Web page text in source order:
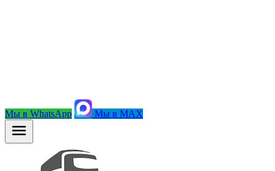
Мы в WhatsApp Мы в MAX